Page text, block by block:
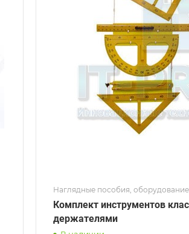
Наглядные пособия, оборудование
Комплект инструментов
держателями